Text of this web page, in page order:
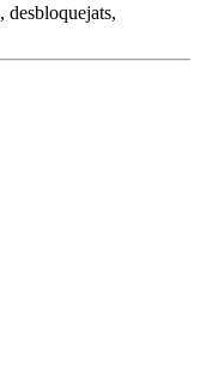
, desbloquejats,